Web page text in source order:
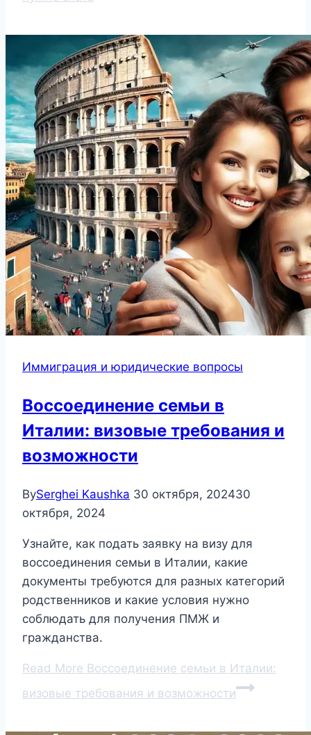
Иммиграция и юридические вопросы
Воссоединение семьи в
Италии: визовые требования и
возможности
BySerghei Kaushka 30 октября, 202430
октября, 2024
Узнайте, как подать заявку на визу для
воссоединения семьи в Италии, какие
документы требуются для разных категорий
родственников и какие условия нужно
соблюдать для получения ПМЖ и
гражданства.
Read More Воссоединение семьи в Италии:
визовые требования и возможности